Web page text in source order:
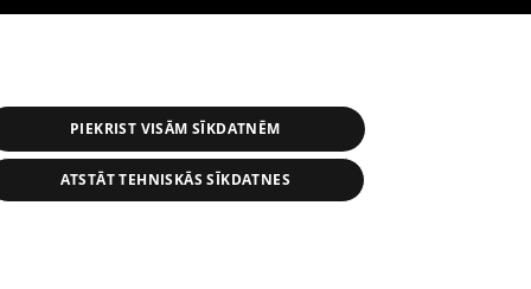
PIEKRIST VISĀM SĪKDATNĒM
ATSTĀT TEHNISKĀS SĪKDATNES